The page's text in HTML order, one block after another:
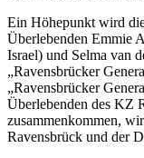
Ein Höhepunkt wird
Überlebenden Emmie
Israel) und Selma van
„Ravensbrücker
„Ravensbrücker
Überlebenden des KZ
zusammenkommen,
Ravensbrück und der